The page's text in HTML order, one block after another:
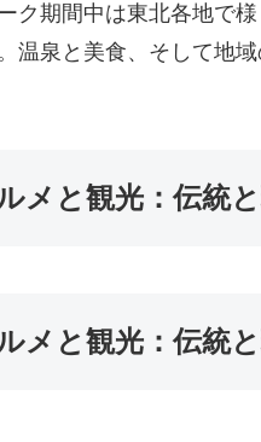
ク期間中は東北各地で
温泉と美食、そして地
メと観光：伝統
メと観光：伝統